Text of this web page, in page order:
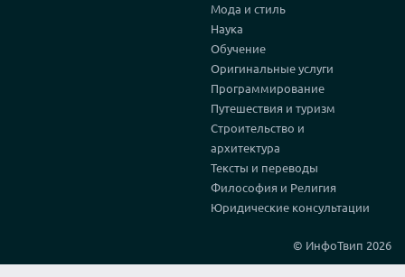
Мода и стиль
Наука
Обучение
Оригинальные услуги
Программирование
Путешествия и туризм
Строительство и
архитектура
Тексты и переводы
Философия и Религия
Юридические консультации
© ИнфоТвип 2026